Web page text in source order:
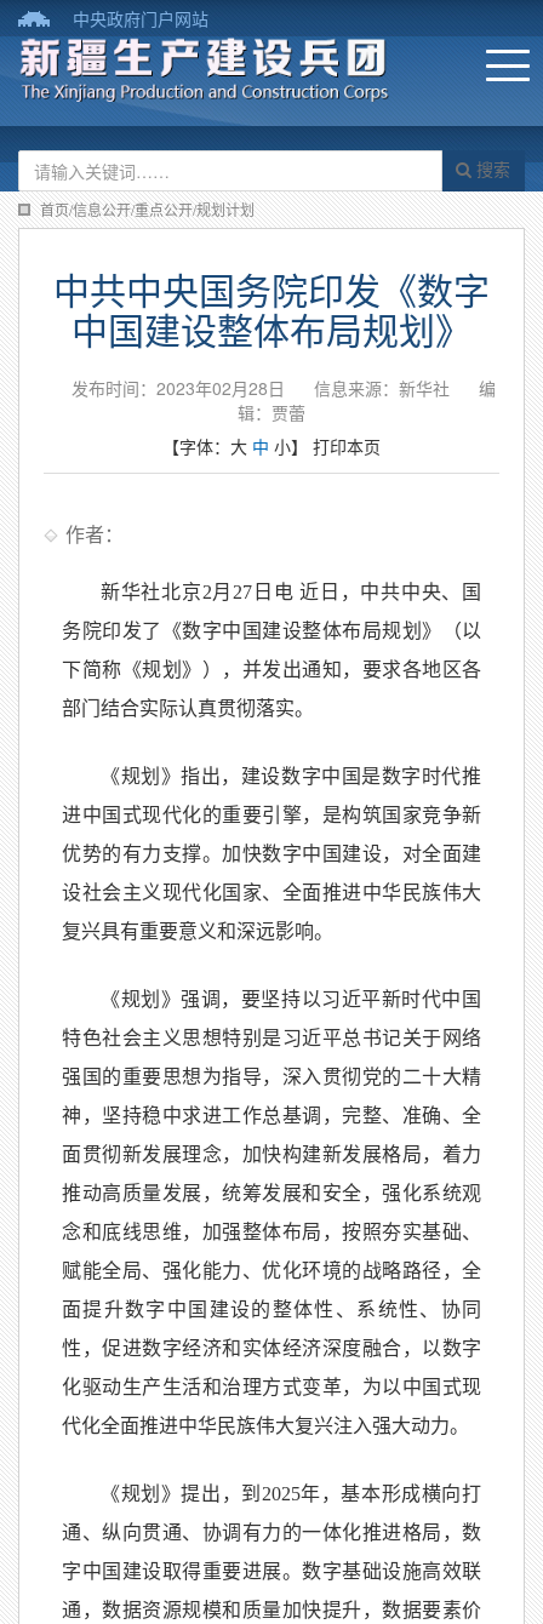
中央政府门户网站
搜索
首页/信息公开/重点公开/规划计划
中共中央国务院印发《数字
中国建设整体布局规划》
发布时间：2023年02月28日 信息来源：新华社
编
辑：贾蕾
【字体： 大 中 小】 打印本页
作者：
新华社北京2月27日电 近日，中共中央、国
务院印发了《数字中国建设整体布局规划》（以
下简称《规划》），并发出通知，要求各地区各
部门结合实际认真贯彻落实。
《规划》指出，建设数字中国是数字时代推
进中国式现代化的重要引擎，是构筑国家竞争新
优势的有力支撑。加快数字中国建设，对全面建
设社会主义现代化国家、全面推进中华民族伟大
复兴具有重要意义和深远影响。
《规划》强调，要坚持以习近平新时代中国
特色社会主义思想特别是习近平总书记关于网络
强国的重要思想为指导，深入贯彻党的二十大精
神，坚持稳中求进工作总基调，完整、准确、全
面贯彻新发展理念，加快构建新发展格局，着力
推动高质量发展，统筹发展和安全，强化系统观
念和底线思维，加强整体布局，按照夯实基础、
赋能全局、强化能力、优化环境的战略路径，全
面提升数字中国建设的整体性、系统性、协同
性，促进数字经济和实体经济深度融合，以数字
化驱动生产生活和治理方式变革，为以中国式现
代化全面推进中华民族伟大复兴注入强大动力。
《规划》提出，到2025年，基本形成横向打
通、纵向贯通、协调有力的一体化推进格局，数
字中国建设取得重要进展。数字基础设施高效联
通，数据资源规模和质量加快提升，数据要素价